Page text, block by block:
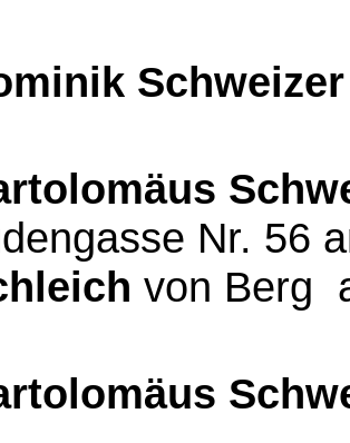
Schweizer
Nr. 56
von Berg